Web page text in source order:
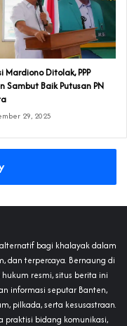
Mardiono Ditolak, PPP
Sambut Baik Putusan PN
29, 2025
bagi khalayak dalam
dan terpercaya. Bernaung di
resmi, situs berita ini
informasi seputar Banten,
pilkada, serta kesusastraan.
praktisi bidang komunikasi,